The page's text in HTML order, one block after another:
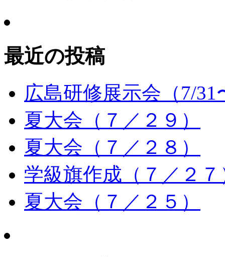
最近の投稿
広島研修展示会（7/31
夏大会（７／２９）
夏大会（７／２８）
学級旗作成（７／２７
夏大会（７／２５）